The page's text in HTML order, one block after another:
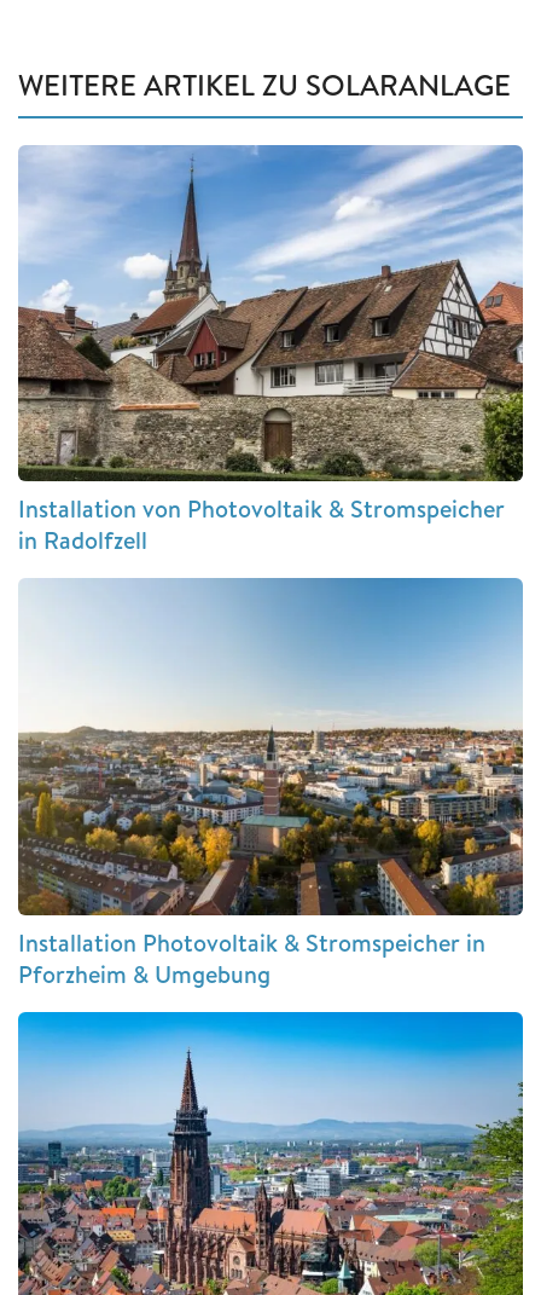
WEITERE ARTIKEL ZU SOLARANLAGE
Installation von Photovoltaik & Stromspeicher
in Radolfzell
Installation Photovoltaik & Stromspeicher in
Pforzheim & Umgebung